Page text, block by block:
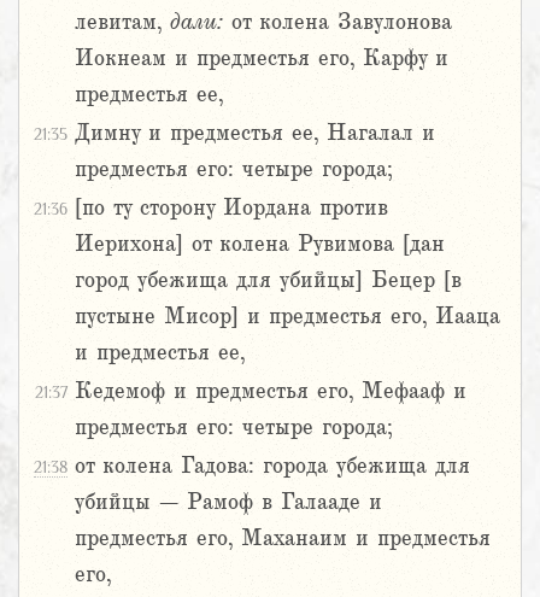
левитам, дали: от колена Завулонова
Иокнеам и предместья его, Карфу и
предместья ее,
21:35 Димну и предместья ее, Нагалал и
предместья его: четыре города;
21:36
[по ту сторону Иордана против
Иерихона] от колена Рувимова [дан
город убежища для убийцы] Бецер [в
пустыне Мисор] и предместья его, Иааца
и предместья ее,
21:37 Кедемоф и предместья его, Мефааф и
предместья его: четыре города;
21:38 от колена Гадова: города убежища для
убийцы – Рамоф в Галааде и
предместья его, Маханаим и предместья
его,